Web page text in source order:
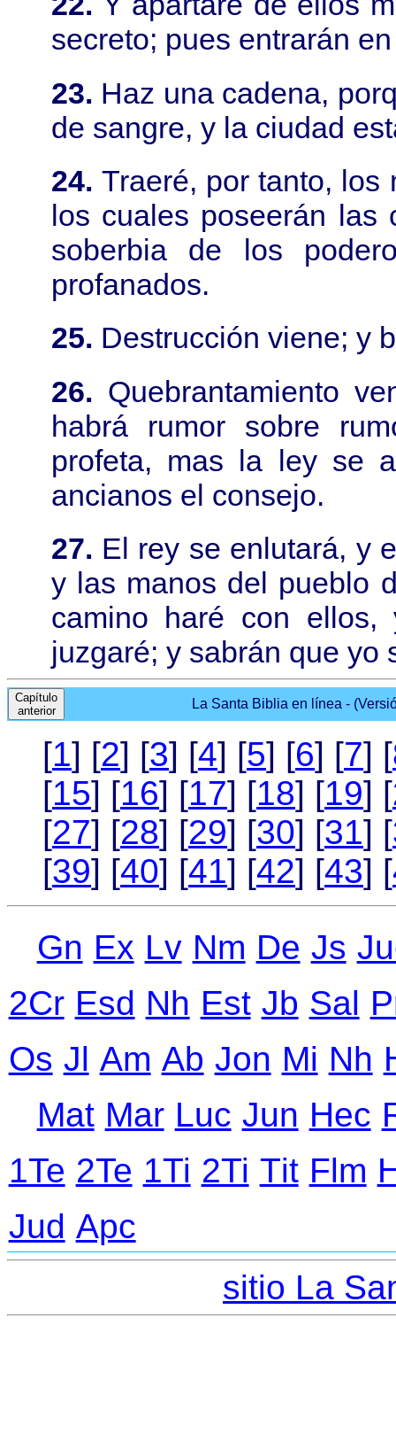
secreto; pues entrarán
23. Haz una cadena,
de sangre, y la ciudad
24. Traeré, por tanto, los
los cuales poseerán
soberbia de los
profanados.
25. Destrucción viene; y
26. Quebrantamiento
habrá rumor sobre
profeta, mas la ley se
ancianos el consejo.
27. El rey se enlutará, y
y las manos del pueblo
camino haré con
juzgaré; y sabrán que yo
Capítulo
anterior
La Santa Biblia en línea -
[1] [2] [3] [4] [5] [6] [7] [
[15] [16] [17] [18] [19] [
[27] [28] [29] [30] [31] [
[39] [40] [41] [42] [43] [
Gn Ex Lv Nm De Js
2Cr Еsd Nh Еst Jb Sal
Оs Jl Аm Ab Jon Mi Nh
Mat Mar Luc Jun Hec
1Te 2Te 1Ti 2Ti Тit Flm
Jud Apc
sitio La